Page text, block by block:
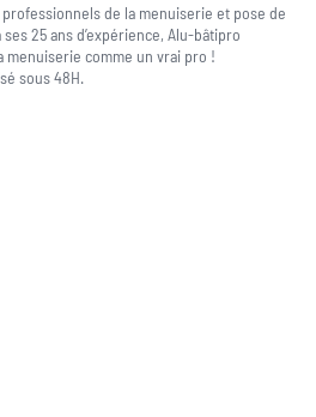
de la menuiserie et pose de
25 ans d’expérience, Alu-bâtipro
menuiserie comme un vrai pro !
sous 48H.